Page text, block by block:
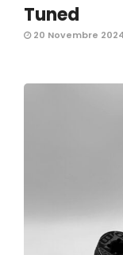
Tuned
20 Novembre 2024